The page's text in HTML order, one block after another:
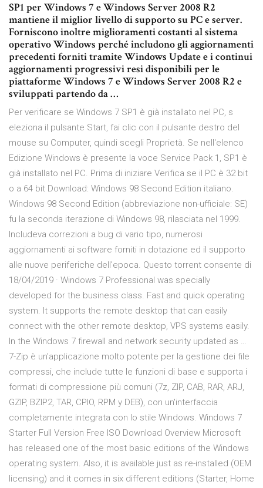
SP1 per Windows 7 e Windows Server 2008 R2
mantiene il miglior livello di supporto su PC e server.
Forniscono inoltre miglioramenti costanti al sistema
operativo Windows perché includono gli aggiornamenti
precedenti forniti tramite Windows Update e i continui
aggiornamenti progressivi resi disponibili per le
piattaforme Windows 7 e Windows Server 2008 R2 e
sviluppati partendo da …
Per verificare se Windows 7 SP1 è già installato nel PC, s
eleziona il pulsante Start, fai clic con il pulsante destro del
mouse su Computer, quindi scegli Proprietà. Se nell'elenco
Edizione Windows è presente la voce Service Pack 1, SP1 è
già installato nel PC. Prima di iniziare Verifica se il PC è 32 bit
o a 64 bit Download: Windows 98 Second Edition italiano.
Windows 98 Second Edition (abbreviazione non-ufficiale: SE)
fu la seconda iterazione di Windows 98, rilasciata nel 1999.
Includeva correzioni a bug di vario tipo, numerosi
aggiornamenti ai software forniti in dotazione ed il supporto
alle nuove periferiche dell'epoca. Questo torrent consente di
18/04/2019 · Windows 7 Professional was specially
developed for the business class. Fast and quick operating
system. It supports the remote desktop that can easily
connect with the other remote desktop, VPS systems easily.
In the Windows 7 firewall and network security updated as …
7-Zip è un'applicazione molto potente per la gestione dei file
compressi, che include tutte le funzioni di base e supporta i
formati di compressione più comuni (7z, ZIP, CAB, RAR, ARJ,
GZIP, BZIP2, TAR, CPIO, RPM y DEB), con un'interfaccia
completamente integrata con lo stile Windows. Windows 7
Starter Full Version Free ISO Download Overview Microsoft
has released one of the most basic editions of the Windows
operating system. Also, it is available just as re-installed (OEM
licensing) and it comes in six different editions (Starter, Home